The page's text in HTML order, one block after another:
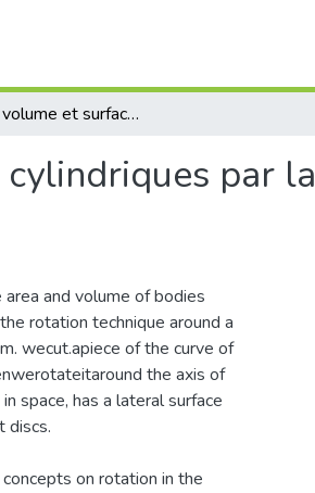
Calcul du volume et surface des sous variétés cylindriques par la méthode de rotation
par la
and volume of bodies
rotation technique around a
wecut.apiece of the curve of
the axis of
space, has a lateral surface
discs.
on rotation in the